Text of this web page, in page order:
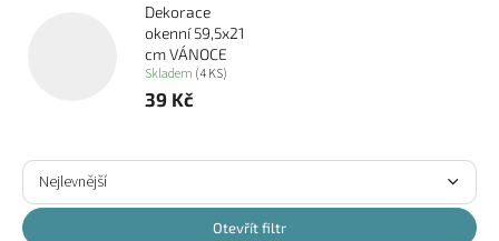
Dekorace
okenní 59,5x21
cm VÁNOCE
Skladem (4 KS)
39 Kč
Ř
z
e
Nejlevnější
Otevřít filtr